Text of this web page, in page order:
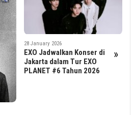
»
Konser di
EXO
2026
14 November 2025
Harga dan Jadwal
Tiket ONE OK ROCK
ASIA TOUR 2026 di